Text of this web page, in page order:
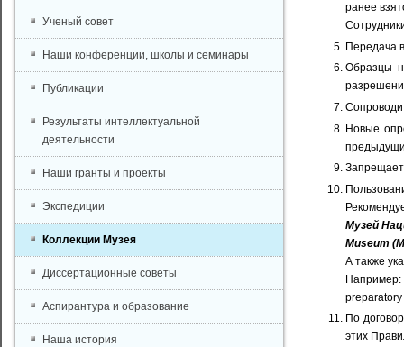
ранее
Передача
Образцы
Новые
Музей
Museum
А также
Например:
По
этих
Ученый совет
Наши конференции, школы и семинары
Публикации
Результаты интеллектуальной
деятельности
Наши гранты и проекты
Экспедиции
Коллекции Музея
Диссертационные советы
Аспирантура и образование
Наша история